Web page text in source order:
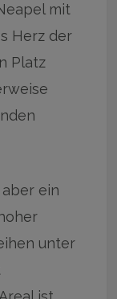
mit
Herz der
Platz
ein
unter